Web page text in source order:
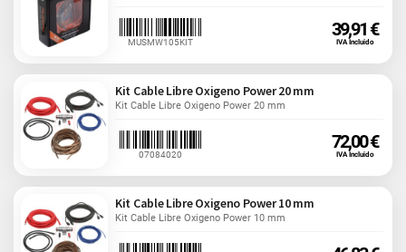
MUSMW105KIT
39,91 €
IVA Incluido
Kit Cable Libre Oxigeno Power 20 mm
Kit Cable Libre Oxigeno Power 20 mm
07084020
72,00 €
IVA Incluido
Kit Cable Libre Oxigeno Power 10 mm
Kit Cable Libre Oxigeno Power 10 mm